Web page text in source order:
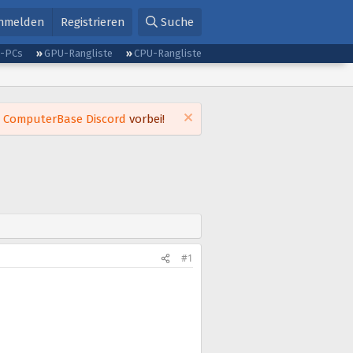
Registrieren Suche
PCs GPU-Rangliste CPU-Rangliste
ComputerBase Discord vorbei!
#1